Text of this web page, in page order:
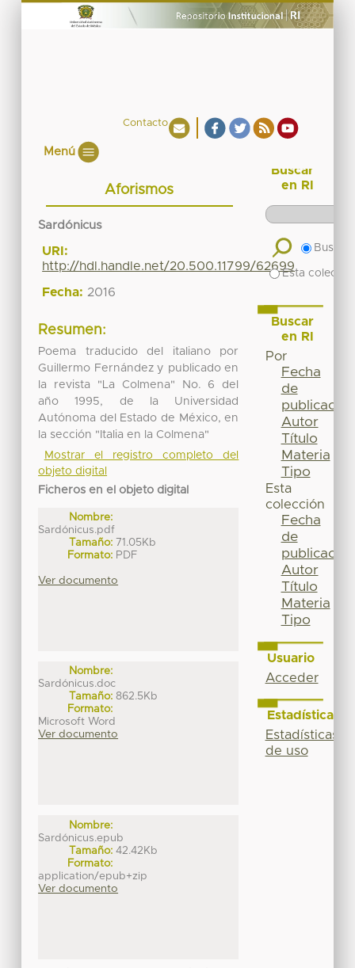
Contacto
Menú
Aforismos
Sardónicus
URI:
http://hdl.handle.net/20.500.11799/62699
Fecha: 2016
Resumen:
Poema traducido del italiano por
Guillermo Fernández y publicado en
la revista "La Colmena" No. 6 del
año 1995, de la Universidad
Autónoma del Estado de México, en
la sección "Italia en la Colmena"
Mostrar el registro completo del
objeto digital
Ficheros en el objeto digital
Nombre:
Sardónicus.pdf
Tamaño: 71.05Kb
Formato: PDF
Ver documento
Nombre:
Sardónicus.doc
Tamaño: 862.5Kb
Formato:
Microsoft Word
Ver documento
Nombre:
Sardónicus.epub
Tamaño: 42.42Kb
Formato:
application/epub+zip
Ver documento
Buscar
en RI
Buscar
Esta
Buscar
en RI
Por
Fecha
de
publicación
Autor
Título
Materia
Tipo
Esta
colección
Fecha
de
publicación
Autor
Título
Materia
Tipo
Usuario
Acceder
Estadísticas
Estadísticas
de uso